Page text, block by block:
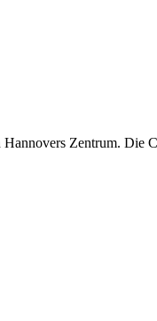
Zentrum. Die